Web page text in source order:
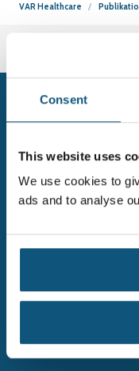
Consent
This website uses
We use cookies to
ads and to analyse
VAR Healthcare